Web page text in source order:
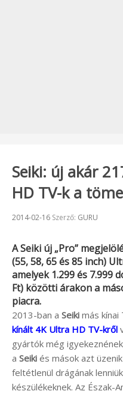
Seiki: új akár
HD TV-k a
Beküldve:
2014-02-16 Szerző: GURU
ASeiki új „Pro”
(55, 58, 65 és 85 inch)
amelyek 1.299 és 7.999
Ft) közötti árakon a
piacra.
2013-ban a Seiki más kínai
kínált 4K Ultra HD TV-kről
gyártók még
a Seiki és mások azt
feltétlenül drágának
készülékeknek. Az Észak-